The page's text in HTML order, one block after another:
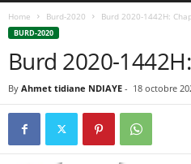
Home Burd-2020 Burd 2020-1442H:
BURD-2020
Burd 2020-
By Ahmet tidiane NDIAYE - 18 octobre